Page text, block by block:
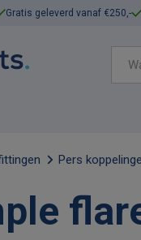
Gratis geleverd vanaf €250,-
Pers